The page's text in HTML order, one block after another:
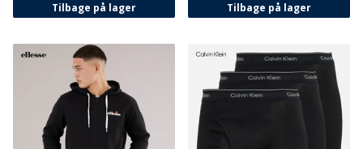
Tilbage på lager Tilbage på lager